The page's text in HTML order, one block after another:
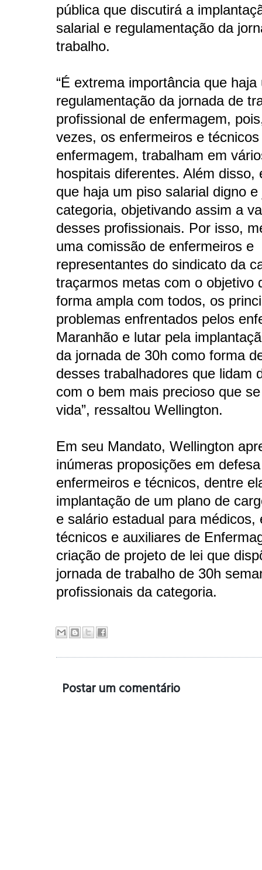
pública que discutirá a
salarial e regulamentação da
trabalho.
“É extrema importância que haja
regulamentação da jornada de
profissional de enfermagem,
vezes, os enfermeiros e
enfermagem, trabalham em
hospitais diferentes. Além disso,
que haja um piso salarial digno
categoria, objetivando assim a
desses profissionais. Por isso,
uma comissão de enfermeiros e
representantes do sindicato da
traçarmos metas com o objetivo
forma ampla com todos, os
problemas enfrentados pelos
Maranhão e lutar pela
da jornada de 30h como forma
desses trabalhadores que lidam
com o bem mais precioso que
vida”, ressaltou Wellington.
Em seu Mandato, Wellington
inúmeras proposições em
enfermeiros e técnicos, dentre
implantação de um plano de
e salário estadual para médicos,
técnicos e auxiliares de
criação de projeto de lei que
jornada de trabalho de 30h
profissionais da categoria.
Postar um comentário